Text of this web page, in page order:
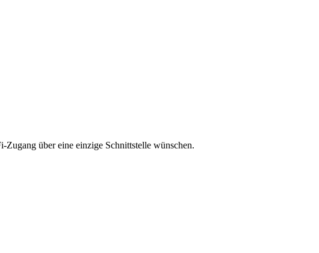
über eine einzige Schnittstelle wünschen.